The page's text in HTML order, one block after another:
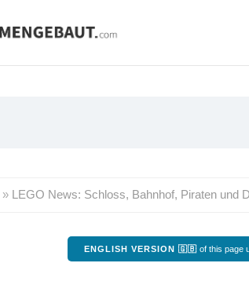
» LEGO News: Schloss, Bahnhof, Piraten und
ENGLISH VERSION 🇬🇧 of this page